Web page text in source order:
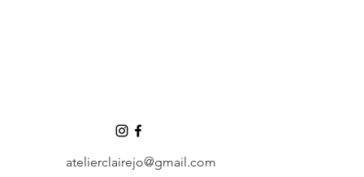
atelierclairejo@gmail.com